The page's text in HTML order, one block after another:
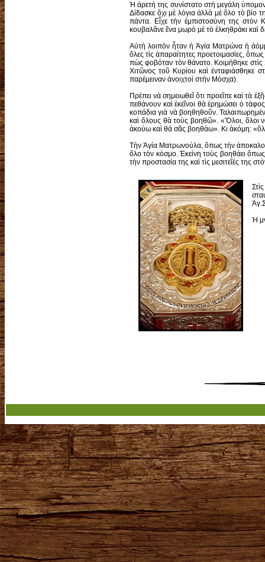
Ἡ ἀρετή της συνίστατο στὴ μεγάλη
Δίδασκε ὄχι μὲ λόγια ἀλλὰ μὲ ὅλο τὸ βίο
πάντα. Εἶχε τὴν ἐμπιστοσύνη της στὸν
κουβαλᾶνε ἕνα μωρὸ μὲ τὸ ἐλκηθράκι καὶ
Αὐτὴ λοιπὸν ἦταν ἡ Ἁγία Ματρώνα ἡ
ὅλες τὶς ἀπαραίτητες προετοιμασίες,
πὼς φοβόταν τὸν θάνατο. Κοιμήθηκε
Χιτῶνος τοῦ Κυρίου καὶ ἐνταφιάσθηκε
παρέμειναν ἀνοιχτοὶ στὴν Μόσχα).
Πρέπει νὰ σημειωθεῖ ὅτι προεῖπε καὶ τὰ
πεθάνουν καὶ ἐκεῖνοι θὰ ἐρημώσει ὁ
κοπάδια γιὰ νὰ βοηθηθοῦν.
καὶ ὅλους θὰ τοὺς βοηθῶ». «Ὅλοι, ὅλοι
ἀκούω καὶ θά σᾶς βοηθάω». Κι ἀκόμη:
Τὴν Ἁγία Ματρωνούλα, ὅπως τὴν
ὅλο τὸν κόσμο. Ἐκείνη τοὺς βοηθάει ὅπως
τὴν προστασία της καὶ τὶς μεσιτεῖές της
Ἡ